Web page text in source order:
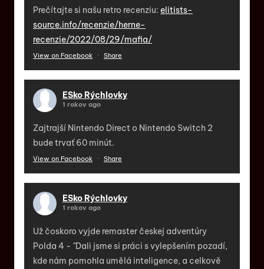
Prečítajte si našu retro recenziu: elitists-
source.info/recenzie/herne-
recenzie/2022/08/29/mafia/
View on Facebook · Share
ESko Rýchlovky
1 rokov ago
Zajtrajší Nintendo Direct o Nintendo Switch 2
bude trvať 60 minút.
View on Facebook · Share
ESko Rýchlovky
1 rokov ago
Už čoskoro vyjde remaster českej adventúry
Polda 4 - "Dali jsme si práci s vylepšením pozadí,
kde nám pomohla umělá inteligence, a celkově